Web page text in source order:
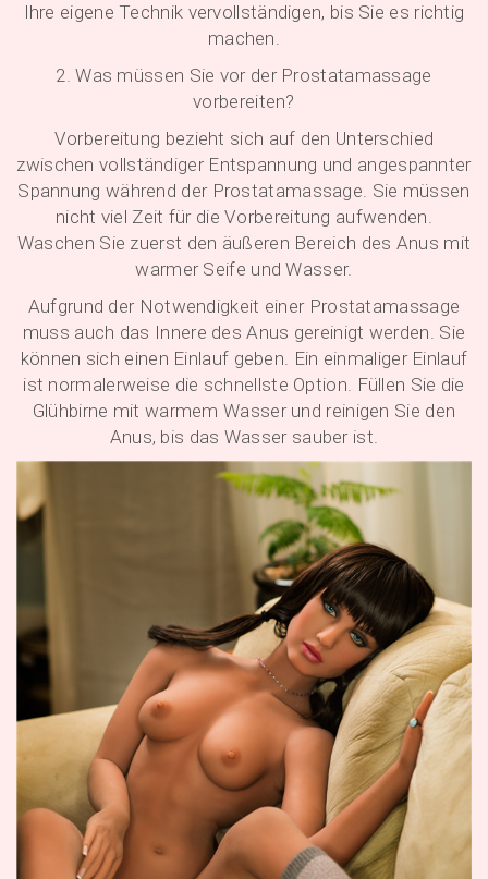
Ihre eigene Technik vervollständigen, bis Sie es richtig
machen.
2. Was müssen Sie vor der Prostatamassage
vorbereiten?
Vorbereitung bezieht sich auf den Unterschied
zwischen vollständiger Entspannung und angespannter
Spannung während der Prostatamassage. Sie müssen
nicht viel Zeit für die Vorbereitung aufwenden.
Waschen Sie zuerst den äußeren Bereich des Anus mit
warmer Seife und Wasser.
Aufgrund der Notwendigkeit einer Prostatamassage
muss auch das Innere des Anus gereinigt werden. Sie
können sich einen Einlauf geben. Ein einmaliger Einlauf
ist normalerweise die schnellste Option. Füllen Sie die
Glühbirne mit warmem Wasser und reinigen Sie den
Anus, bis das Wasser sauber ist.